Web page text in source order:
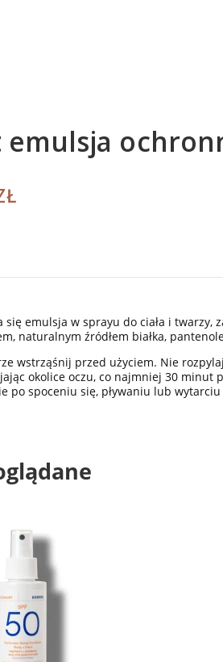
się emulsja w sprayu do ciała i
naturalnym źródłem białka,
wstrząśnij przed użyciem. Nie
okolice oczu, co najmniej 30 minut
po spoceniu się, pływaniu lub